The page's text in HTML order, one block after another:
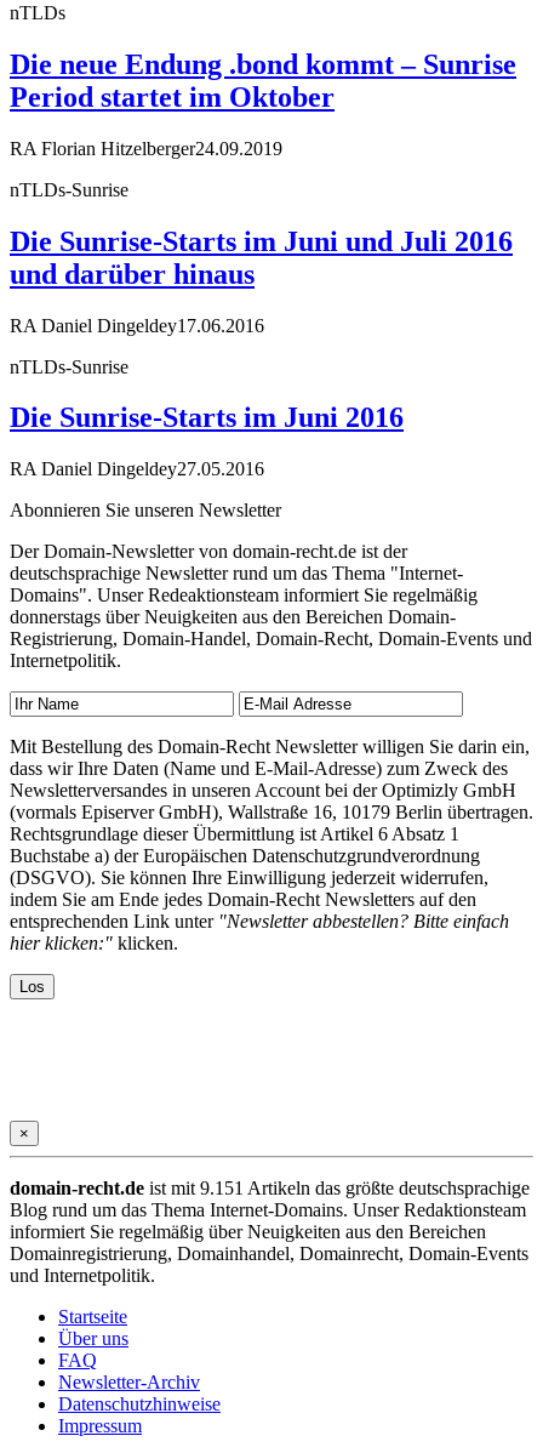
nTLDs
Die neue Endung .bond kommt – Sunrise
Period startet im Oktober
RA Florian Hitzelberger24.09.2019
nTLDs-Sunrise
Die Sunrise-Starts im Juni und Juli 2016
und darüber hinaus
RA Daniel Dingeldey17.06.2016
nTLDs-Sunrise
Die Sunrise-Starts im Juni 2016
RA Daniel Dingeldey27.05.2016
Abonnieren Sie unseren Newsletter
Der Domain-Newsletter von domain-recht.de ist der
deutschsprachige Newsletter rund um das Thema "Internet-
Domains". Unser Redeaktionsteam informiert Sie regelmäßig
donnerstags über Neuigkeiten aus den Bereichen Domain-
Registrierung, Domain-Handel, Domain-Recht, Domain-Events und
Internetpolitik.
Mit Bestellung des Domain-Recht Newsletter willigen Sie darin ein,
dass wir Ihre Daten (Name und E-Mail-Adresse) zum Zweck des
Newsletterversandes in unseren Account bei der Optimizly GmbH
(vormals Episerver GmbH), Wallstraße 16, 10179 Berlin übertragen.
Rechtsgrundlage dieser Übermittlung ist Artikel 6 Absatz 1
Buchstabe a) der Europäischen Datenschutzgrundverordnung
(DSGVO). Sie können Ihre Einwilligung jederzeit widerrufen,
indem Sie am Ende jedes Domain-Recht Newsletters auf den
entsprechenden Link unter "Newsletter abbestellen? Bitte einfach
hier klicken:" klicken.
×
domain-recht.de ist mit 9.151 Artikeln das größte deutschsprachige
Blog rund um das Thema Internet-Domains. Unser Redaktionsteam
informiert Sie regelmäßig über Neuigkeiten aus den Bereichen
Domainregistrierung, Domainhandel, Domainrecht, Domain-Events
und Internetpolitik.
Startseite
Über uns
FAQ
Newsletter-Archiv
Datenschutzhinweise
Impressum